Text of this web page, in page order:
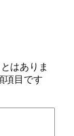
はありま
項目です